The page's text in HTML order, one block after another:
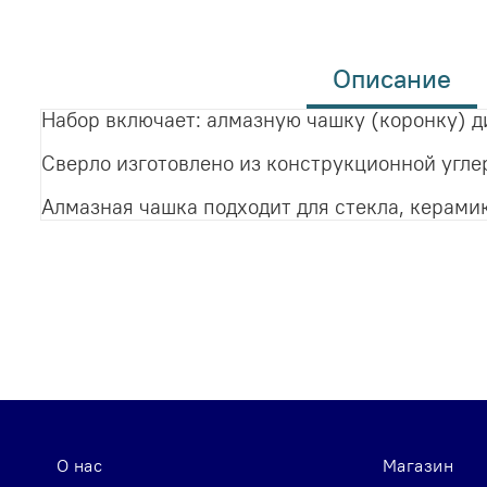
Описание
Набор включает: алмазную чашку (коронку)
Сверло изготовлено из конструкционной
Алмазная чашка подходит для стекла,
О нас Магазин